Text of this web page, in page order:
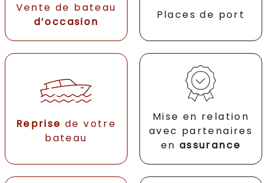
Vente de bateau
d’occasion
Places de port
Reprise de votre
bateau
Mise en relation
avec partenaires
en assurance